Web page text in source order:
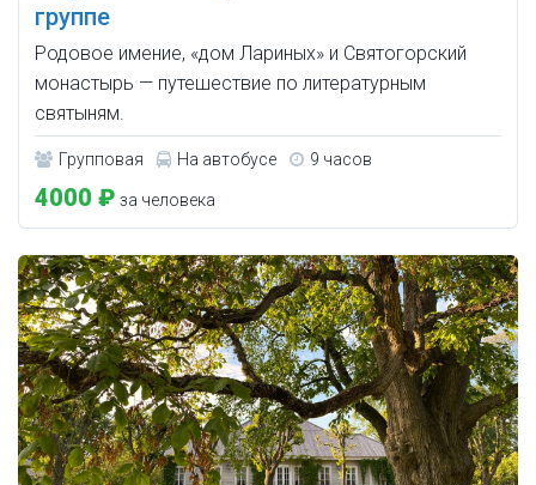
группе
Родовое имение, «дом Лариных» и Святогорский
монастырь — путешествие по литературным
святыням.
Групповая На автобусе 9 часов
4000 ₽ за человека